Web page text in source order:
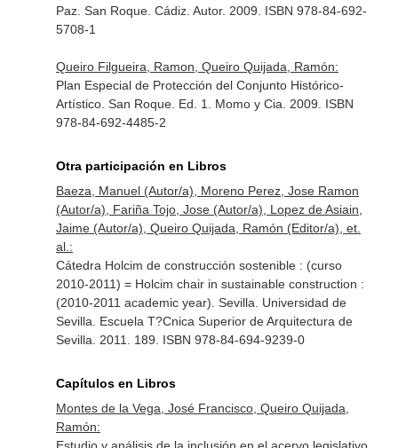
Paz. San Roque. Cádiz. Autor. 2009. ISBN 978-84-692-
5708-1
Queiro Filgueira, Ramon, Queiro Quijada, Ramón:
Plan Especial de Protección del Conjunto Histórico-
Artístico. San Roque. Ed. 1. Momo y Cia. 2009. ISBN
978-84-692-4485-2
Otra participación en Libros
Baeza, Manuel (Autor/a), Moreno Perez, Jose Ramon
(Autor/a), Fariña Tojo, Jose (Autor/a), Lopez de Asiain,
Jaime (Autor/a), Queiro Quijada, Ramón (Editor/a), et.
al.:
Cátedra Holcim de construcción sostenible : (curso
2010-2011) = Holcim chair in sustainable construction :
(2010-2011 academic year). Sevilla. Universidad de
Sevilla. Escuela T?Cnica Superior de Arquitectura de
Sevilla. 2011. 189. ISBN 978-84-694-9239-0
Capítulos en Libros
Montes de la Vega, José Francisco, Queiro Quijada,
Ramón: